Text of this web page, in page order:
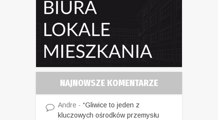
NAJNOWSZE KOMENTARZE
Andre - “Gliwice to jeden z
kluczowych ośrodków przemysłu